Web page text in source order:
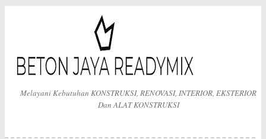
Melayani Kebutuhan KONSTRUKSI, RENOVASI, INTERIOR, EKSTERIOR
Dan ALAT KONSTRUKSI